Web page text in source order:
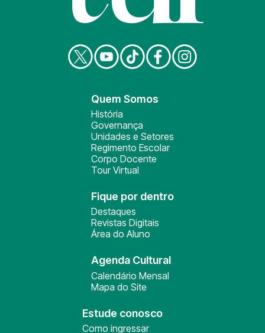
Quem Somos
História
Governança
Unidades e Setores
Regimento Escolar
Corpo Docente
Tour Virtual
Fique por dentro
Destaques
Revistas Digitais
Área do Aluno
Agenda Cultural
Calendário Mensal
Mapa do Site
Estude conosco
Como ingressar